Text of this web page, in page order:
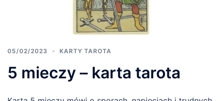
05/02/2023 KARTY TAROTA
5 mieczy – karta tarota